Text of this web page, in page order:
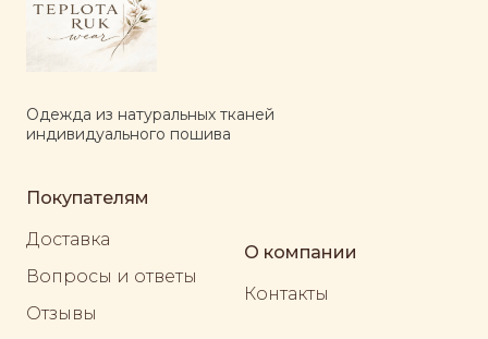
Одежда из натуральных тканей
индивидуального пошива
Покупателям
Доставка
Вопросы и ответы
Отзывы
О компании
Контакты